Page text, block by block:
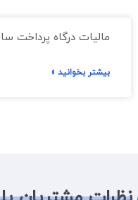
مالیات درگاه پرداخت سال ۱۴۰۵ (محاسبه
بیشتر بخوانید »